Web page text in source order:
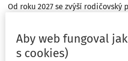
Od roku 2027 se zvýší rodičovský
pomoci, které posílí podporu
zohlední regionální náklady na
Aby web fungoval
s cookies)